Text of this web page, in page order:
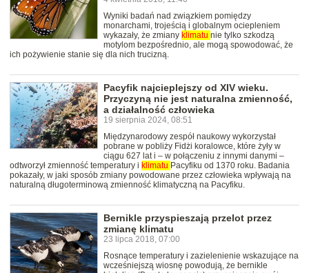
Wyniki badań nad związkiem pomiędzy
monarchami, trojeścią i globalnym ociepleniem
wykazały, że zmiany klimatu nie tylko szkodzą
motylom bezpośrednio, ale mogą spowodować, że
ich pożywienie stanie się dla nich trucizną.
Pacyfik najcieplejszy od XIV wieku.
Przyczyną nie jest naturalna zmienność,
a działalność człowieka
19 sierpnia 2024, 08:51
Międzynarodowy zespół naukowy wykorzystał
pobrane w pobliży Fidżi koralowce, które żyły w
ciągu 627 lat i – w połączeniu z innymi danymi –
odtworzył zmienność temperatury i klimatu Pacyfiku od 1370 roku. Badania
pokazały, w jaki sposób zmiany powodowane przez człowieka wpływają na
naturalną długoterminową zmienność klimatyczną na Pacyfiku.
Bernikle przyspieszają przelot przez
zmianę klimatu
23 lipca 2018, 07:00
Rosnące temperatury i zazielenienie wskazujące na
wcześniejszą wiosnę powodują, że bernikle